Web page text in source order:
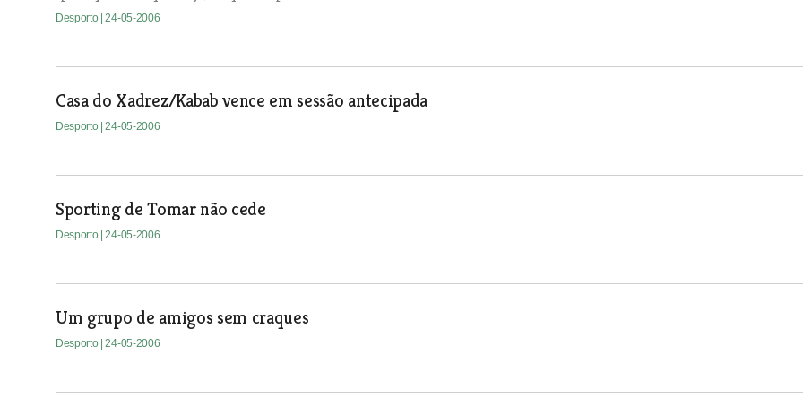
Desporto | 24-05-2006
Casa do Xadrez/Kabab vence em sessão antecipada
Desporto | 24-05-2006
Sporting de Tomar não cede
Desporto | 24-05-2006
Um grupo de amigos sem craques
Desporto | 24-05-2006